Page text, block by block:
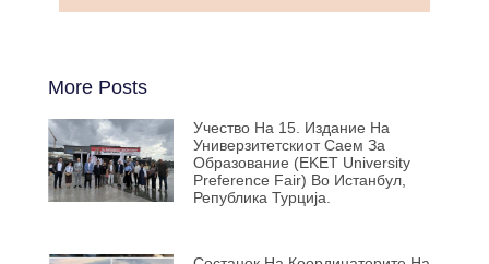
More Posts
Учество На 15. Издание На
Универзитетскиот Саем За
Образование (EKET University
Preference Fair) Во Истанбул,
Република Турција.